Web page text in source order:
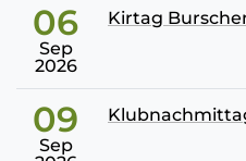
06
Sep
2026
Kirtag
09
Sep